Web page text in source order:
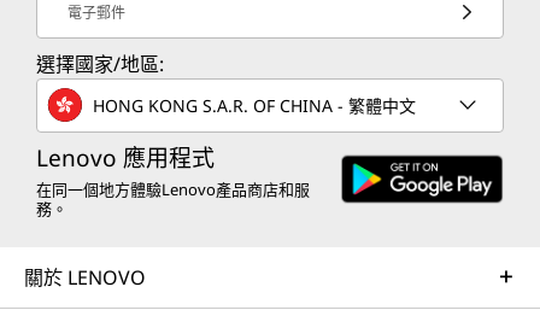
電子郵件
選擇國家/地區:
HONG KONG S.A.R. OF CHINA - 繁體中文
Lenovo 應用程式
在同一個地方體驗Lenovo產品商店和服
務。
關於 LENOVO